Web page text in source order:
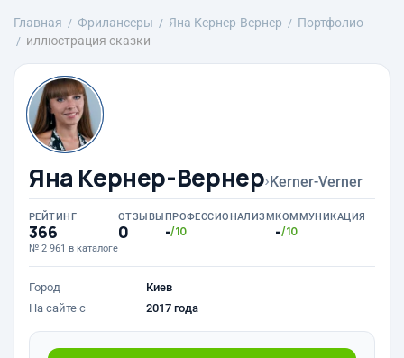
Главная Фрилансеры Яна Кернер-Вернер
Портфолио
иллюстрация сказки
Яна Кернер-Вернер›Kerner-Verner
РЕЙТИНГ
366
№ 2 961 в каталоге
ОТЗЫВЫ
0
ПРОФЕССИОНАЛИЗМ
-/10
КОММУНИКАЦИЯ
-/10
Город
Киев
На сайте с
2017 года